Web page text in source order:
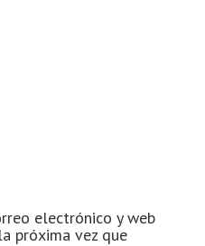
electrónico y web
próxima vez que